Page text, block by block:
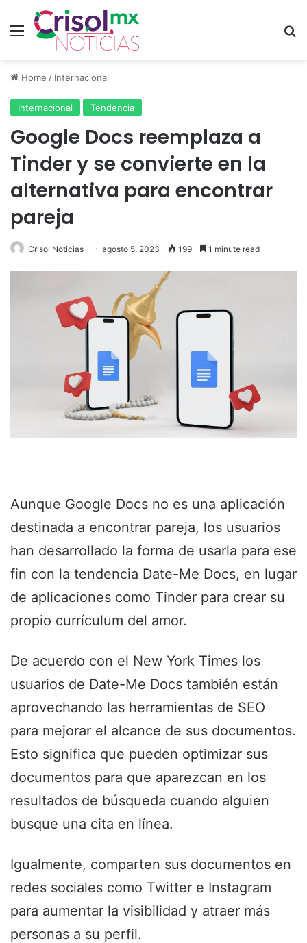
Menu
Home / Internacional
Internacional Tendencia
Google Docs reemplaza a
Tinder y se convierte en la
alternativa para encontrar
pareja
Crisol Noticias agosto 5, 2023 199 1 minute read
Aunque Google Docs no es una aplicación
destinada a encontrar pareja, los usuarios
han desarrollado la forma de usarla para ese
fin con la tendencia Date-Me Docs, en lugar
de aplicaciones como Tinder para crear su
propio currículum del amor.
De acuerdo con el New York Times los
usuarios de Date-Me Docs también están
aprovechando las herramientas de SEO
para mejorar el alcance de sus documentos.
Esto significa que pueden optimizar sus
documentos para que aparezcan en los
resultados de búsqueda cuando alguien
busque una cita en línea.
Igualmente, comparten sus documentos en
redes sociales como Twitter e Instagram
para aumentar la visibilidad y atraer más
personas a su perfil.